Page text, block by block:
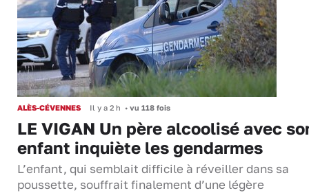
ALÈS-CÉVENNES Il y a 2 h • vu 118 fois
LE VIGAN Un père alcoolisé avec
enfant inquiète les gendarmes
L’enfant, qui semblait difficile à réveiller dans sa
poussette, souffrait finalement d’une légère